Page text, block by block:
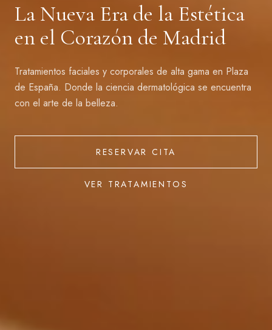
La Nueva Era de la Estética
en el Corazón de Madrid
Tratamientos faciales y corporales de alta gama en Plaza
de España. Donde la ciencia dermatológica se encuentra
con el arte de la belleza.
RESERVAR CITA
VER TRATAMIENTOS